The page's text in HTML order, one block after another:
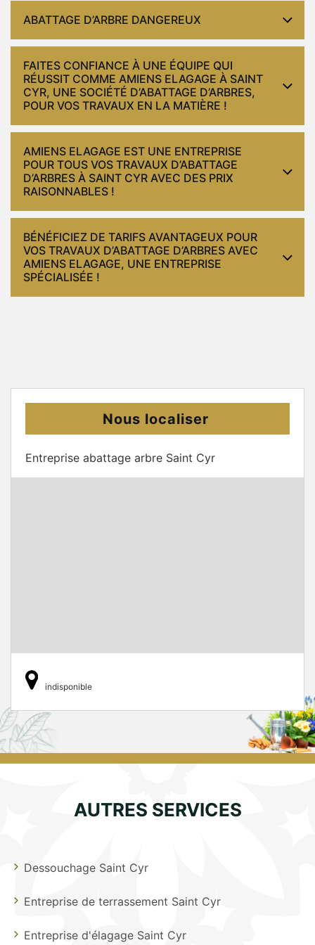
ABATTAGE D’ARBRE DANGEREUX
FAITES CONFIANCE À UNE ÉQUIPE QUI
RÉUSSIT COMME AMIENS ELAGAGE À SAINT
CYR, UNE SOCIÉTÉ D’ABATTAGE D’ARBRES,
POUR VOS TRAVAUX EN LA MATIÈRE !
AMIENS ELAGAGE EST UNE ENTREPRISE
POUR TOUS VOS TRAVAUX D’ABATTAGE
D’ARBRES À SAINT CYR AVEC DES PRIX
RAISONNABLES !
BÉNÉFICIEZ DE TARIFS AVANTAGEUX POUR
VOS TRAVAUX D’ABATTAGE D’ARBRES AVEC
AMIENS ELAGAGE, UNE ENTREPRISE
SPÉCIALISÉE !
Nous localiser
Entreprise abattage arbre Saint Cyr
indisponible
AUTRES SERVICES
Dessouchage Saint Cyr
Entreprise de terrassement Saint Cyr
Entreprise d'élagage Saint Cyr